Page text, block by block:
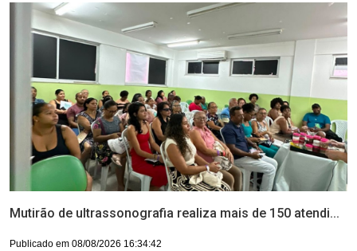
Mutirão de ultrassonografia realiza mais de 150 atendi...
Publicado em 08/08/2026 16:34:42